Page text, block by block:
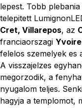
lepest. Tobb
telepitett
Cret, Villarepos, az
franciaorszagi Yvoire
felelos szemelyek es
A visszajelzes
megorzodik, a
nyugalom teljes.
hagyja a templomot,